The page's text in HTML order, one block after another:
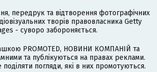
передрук та відтворення фотографічних
творів правовласника Getty
- суворо забороняється.
PROMOTED, НОВИНИ КОМПАНІЙ та
та публікуються на правах реклами.
погляди, які в них промотуються.